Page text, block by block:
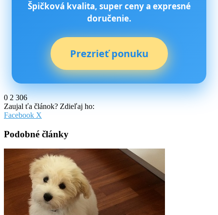
Špičková kvalita, super ceny a expresné
doručenie.
Prezrieť ponuku
0 2 306
Zaujal ťa článok? Zdieľaj ho:
Facebook X
Email
Podobné články